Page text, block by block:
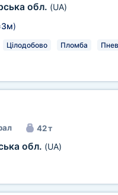
обл. (UA)
3м)
Цілодобово Пломба
42 т
обл. (UA)